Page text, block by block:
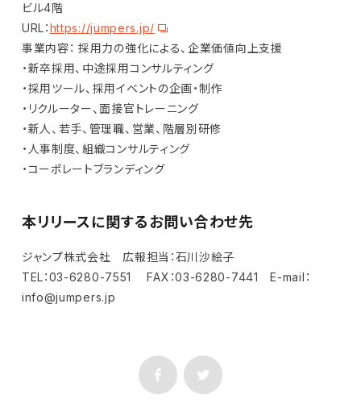
ビル4階
URL：https://jumpers.jp/
事業内容： 採用力の強化による、企業価値向上支援
・新卒採用、中途採用コンサルティング
・採用ツール、採用イベントの企画・制作
・リクルーター、面接官トレーニング
・新人、若手、管理職、営業、階層別研修
・人事制度、組織コンサルティング
・コーポレートブランディング
本リリースに関するお問い合わせ先
ジャンプ株式会社 広報担当：石川沙絵子
TEL：03-6280-7551 FAX：03-6280-7441 E-mail：
info@jumpers.jp